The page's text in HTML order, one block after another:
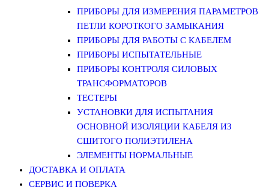
ПРИБОРЫ ДЛЯ ИЗМЕРЕНИЯ ПАРАМЕТРОВ
ПЕТЛИ КОРОТКОГО ЗАМЫКАНИЯ
ПРИБОРЫ ДЛЯ РАБОТЫ С КАБЕЛЕМ
ПРИБОРЫ ИСПЫТАТЕЛЬНЫЕ
ПРИБОРЫ КОНТРОЛЯ СИЛОВЫХ
ТРАНСФОРМАТОРОВ
ТЕСТЕРЫ
УСТАНОВКИ ДЛЯ ИСПЫТАНИЯ
ОСНОВНОЙ ИЗОЛЯЦИИ КАБЕЛЯ ИЗ
СШИТОГО ПОЛИЭТИЛЕНА
ЭЛЕМЕНТЫ НОРМАЛЬНЫЕ
ДОСТАВКА И ОПЛАТА
СЕРВИС И ПОВЕРКА